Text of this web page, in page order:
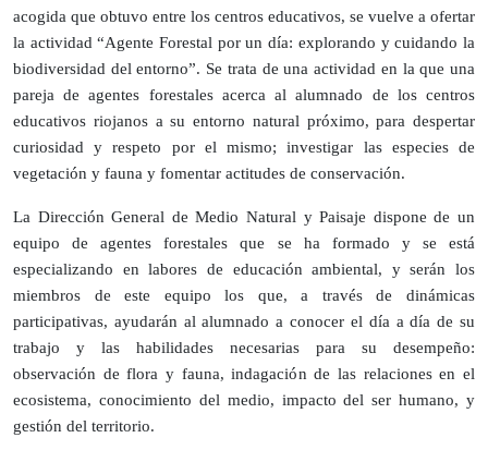
acogida que obtuvo entre los centros educativos, se vuelve a ofertar
la actividad “Agente Forestal por un día: explorando y cuidando la
biodiversidad del entorno”. Se trata de una actividad en la que una
pareja de agentes forestales acerca al alumnado de los centros
educativos riojanos a su entorno natural próximo, para despertar
curiosidad y respeto por el mismo; investigar las especies de
vegetación y fauna y fomentar actitudes de conservación.
La Dirección General de Medio Natural y Paisaje dispone de un
equipo de agentes forestales que se ha formado y se está
especializando en labores de educación ambiental, y serán los
miembros de este equipo los que, a través de dinámicas
participativas, ayudarán al alumnado a conocer el día a día de su
trabajo y las habilidades necesarias para su desempeño:
observación de flora y fauna, indagación de las relaciones en el
ecosistema, conocimiento del medio, impacto del ser humano, y
gestión del territorio.